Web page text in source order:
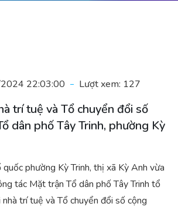
22:03:00 Lượt xem: 127
trí tuệ và Tổ chuyển đổi số
dân phố Tây Trinh, phường Kỳ
phường Kỳ Trinh, thị xã Kỳ Anh vừa
tác Mặt trận Tổ dân phố Tây Trinh tổ
trí tuệ và Tổ chuyển đổi số cộng